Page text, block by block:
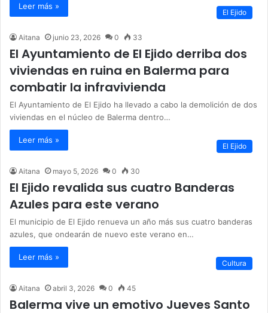
Leer más »
El Ejido
Aitana junio 23, 2026 0 33
El Ayuntamiento de El Ejido derriba dos
viviendas en ruina en Balerma para
combatir la infravivienda
El Ayuntamiento de El Ejido ha llevado a cabo la demolición de dos
viviendas en el núcleo de Balerma dentro…
Leer más »
El Ejido
Aitana mayo 5, 2026 0 30
El Ejido revalida sus cuatro Banderas
Azules para este verano
El municipio de El Ejido renueva un año más sus cuatro banderas
azules, que ondearán de nuevo este verano en…
Leer más »
Cultura
Aitana abril 3, 2026 0 45
Balerma vive un emotivo Jueves Santo